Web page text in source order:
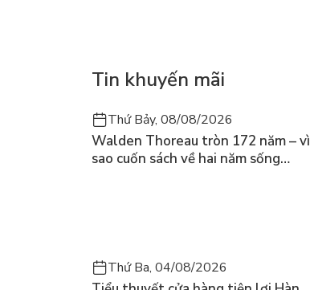
Tin khuyến mãi
Thứ Bảy, 08/08/2026
Walden Thoreau tròn 172 năm – vì
sao cuốn sách về hai năm sống
Thứ Ba, 04/08/2026